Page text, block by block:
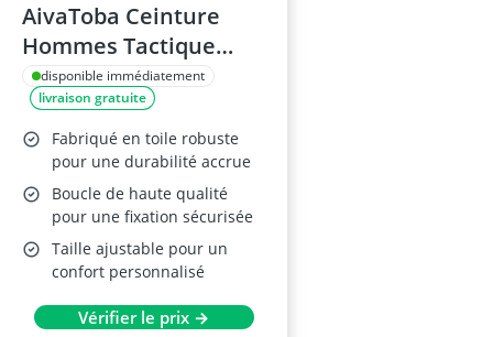
AivaToba Ceinture
Hommes Tactique
Nylon
disponible immédiatement
livraison gratuite
Fabriqué en toile robuste
pour une durabilité accrue
Boucle de haute qualité
pour une fixation sécurisée
Taille ajustable pour un
confort personnalisé
Vérifier le prix →